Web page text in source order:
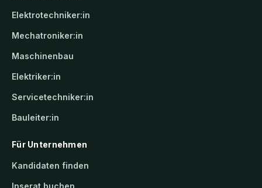
Elektrotechniker:in
Mechatroniker:in
Maschinenbau
Elektriker:in
Servicetechniker:in
Bauleiter:in
Für Unternehmen
Kandidaten finden